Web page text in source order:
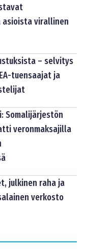
asioista virallinen
– selvitys
tuensaajat ja
Somalijärjestön
veronmaksajilla
julkinen raha ja
verkosto